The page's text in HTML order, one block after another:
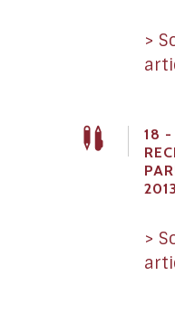
>
18 -
2013
>